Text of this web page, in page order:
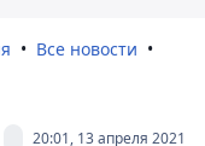
Все новости
20:01, 13 апреля 2021